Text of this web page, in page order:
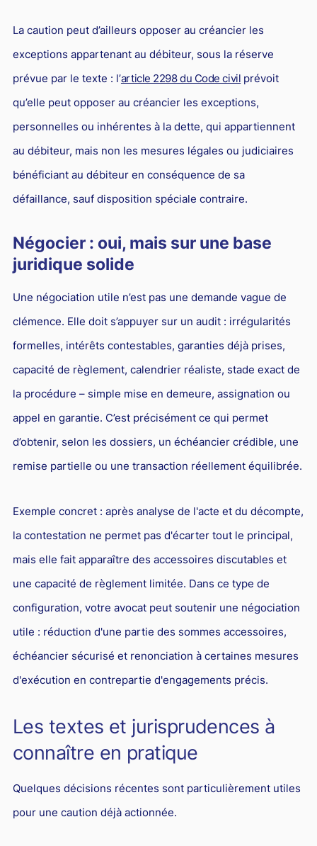
La caution peut d’ailleurs opposer au créancier les
exceptions appartenant au débiteur, sous la réserve
prévue par le texte : l’article 2298 du Code civil prévoit
qu’elle peut opposer au créancier les exceptions,
personnelles ou inhérentes à la dette, qui appartiennent
au débiteur, mais non les mesures légales ou judiciaires
bénéficiant au débiteur en conséquence de sa
défaillance, sauf disposition spéciale contraire.
Négocier : oui, mais sur une base
juridique solide
Une négociation utile n’est pas une demande vague de
clémence. Elle doit s’appuyer sur un audit : irrégularités
formelles, intérêts contestables, garanties déjà prises,
capacité de règlement, calendrier réaliste, stade exact de
la procédure – simple mise en demeure, assignation ou
appel en garantie. C’est précisément ce qui permet
d’obtenir, selon les dossiers, un échéancier crédible, une
remise partielle ou une transaction réellement équilibrée.
Exemple concret : après analyse de l'acte et du décompte,
la contestation ne permet pas d'écarter tout le principal,
mais elle fait apparaître des accessoires discutables et
une capacité de règlement limitée. Dans ce type de
configuration, votre avocat peut soutenir une négociation
utile : réduction d'une partie des sommes accessoires,
échéancier sécurisé et renonciation à certaines mesures
d'exécution en contrepartie d'engagements précis.
Les textes et jurisprudences à
connaître en pratique
Quelques décisions récentes sont particulièrement utiles
pour une caution déjà actionnée.